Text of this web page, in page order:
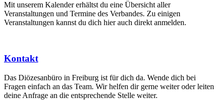
Mit unserem Kalender erhältst du eine Übersicht aller
Veranstaltungen und Termine des Verbandes. Zu einigen
Veranstaltungen kannst du dich hier auch direkt anmelden.
Kontakt
Das Diözesanbüro in Freiburg ist für dich da. Wende dich bei
Fragen einfach an das Team. Wir helfen dir gerne weiter oder leiten
deine Anfrage an die entsprechende Stelle weiter.